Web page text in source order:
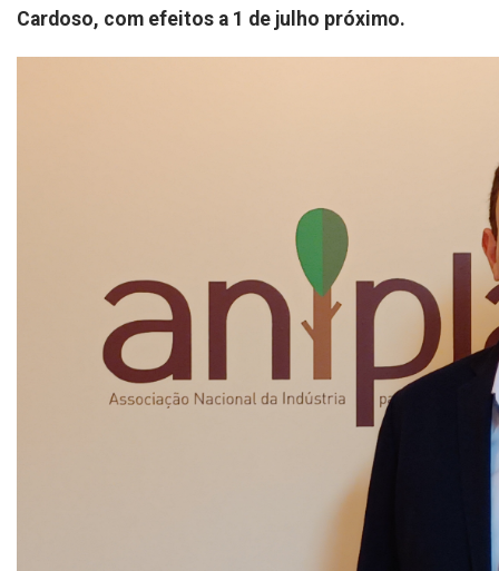
Cardoso, com efeitos a 1 de julho próximo.